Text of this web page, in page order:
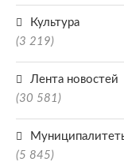
Культура
(3 219)
Лента новостей
(30 581)
(5 845)